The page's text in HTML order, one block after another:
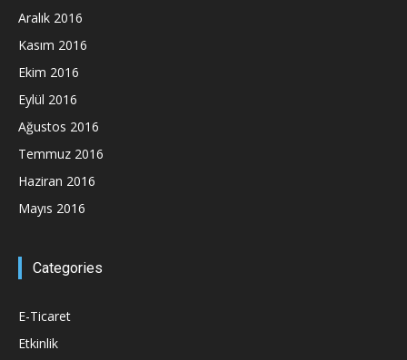
Aralık 2016
Kasım 2016
Ekim 2016
Eylül 2016
Ağustos 2016
Temmuz 2016
Haziran 2016
Mayıs 2016
Categories
E-Ticaret
Etkinlik